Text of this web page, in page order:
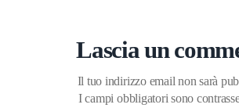
Lascia un
Il tuo indirizzo email non sarà
I campi obbligatori sono